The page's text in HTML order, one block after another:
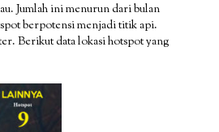
Jumlah ini menurun dari bulan
berpotensi menjadi titik api.
Berikut data lokasi hotspot yang